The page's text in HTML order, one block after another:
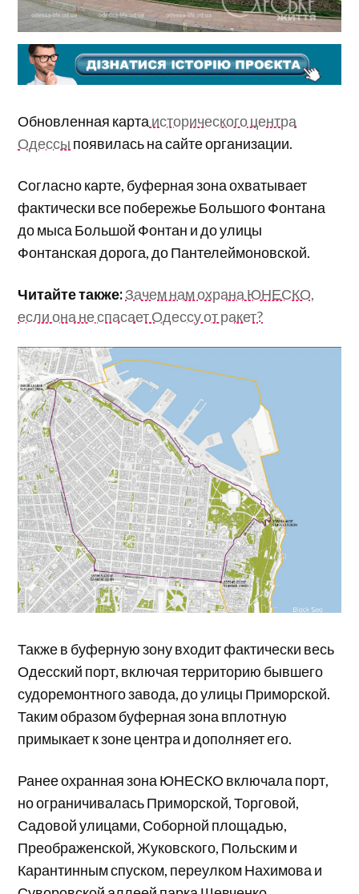
Обновленная картаисторического центра
Одессы появилась на сайте организации.
Согласно карте, буферная зона охватывает
фактически все побережье Большого Фонтана
до мыса Большой Фонтан и до улицы
Фонтанская дорога, до Пантелеймоновской.
Читайте также:Зачем нам охрана ЮНЕСКО,
если она не спасает Одессу от ракет?
Также в буферную зону входит фактически весь
Одесский порт, включая территорию бывшего
судоремонтного завода, до улицы Приморской.
Таким образом буферная зона вплотную
примыкает к зоне центра и дополняет его.
Ранее охранная зона ЮНЕСКО включала порт,
но ограничивалась Приморской, Торговой,
Садовой улицами, Соборной площадью,
Преображенской, Жуковского, Польским и
Карантинным спуском, переулком Нахимова и